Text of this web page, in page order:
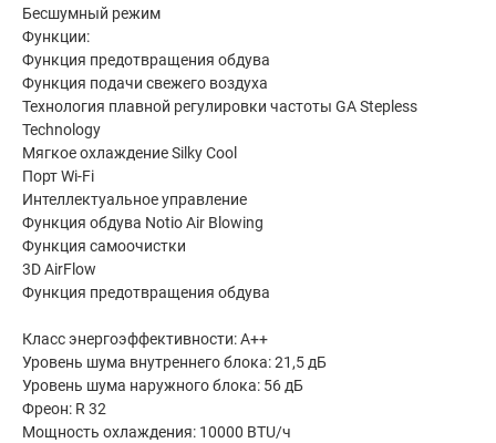
Бесшумный режим
Функции:
Функция предотвращения обдува
Функция подачи свежего воздуха
Технология плавной регулировки частоты GA Stepless
Technology
Мягкое охлаждение Silky Cool
Порт Wi-Fi
Интеллектуальное управление
Функция обдува Notio Air Blowing
Функция самоочистки
3D AirFlow
Функция предотвращения обдува
Класс энергоэффективности: A++
Уровень шума внутреннего блока: 21,5 дБ
Уровень шума наружного блока: 56 дБ
Фреон: R 32
Мощность охлаждения: 10000 BTU/ч